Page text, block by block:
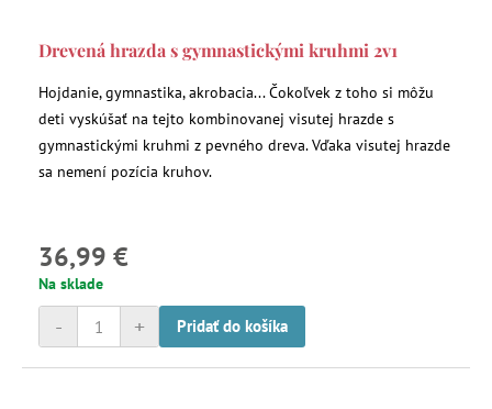
Drevená hrazda s gymnastickými kruhmi 2v1
Hojdanie, gymnastika, akrobacia... Čokoľvek z toho si môžu
deti vyskúšať na tejto kombinovanej visutej hrazde s
gymnastickými kruhmi z pevného dreva. Vďaka visutej hrazde
sa nemení pozícia kruhov.
36,99 €
Na sklade
+
- Pridať do košíka